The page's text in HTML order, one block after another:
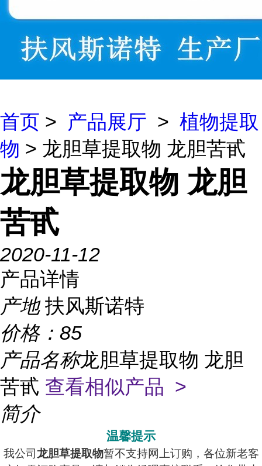
首页 > 产品展厅 > 植物提取
物 > 龙胆草提取物 龙胆苦甙
龙胆草提取物 龙胆
苦甙
2020-11-12
产品详情
产地 扶风斯诺特
价格： 85
产品名称龙胆草提取物 龙胆
苦甙 查看相似产品 >
简介
温馨提示
我公司龙胆草提取物暂不支持网上订购，各位新老客